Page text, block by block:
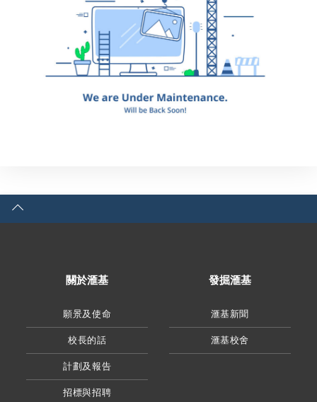
關於滙基
願景及使命
校長的話
計劃及報告
招標與招聘
發掘滙基
滙基新聞
滙基校舍